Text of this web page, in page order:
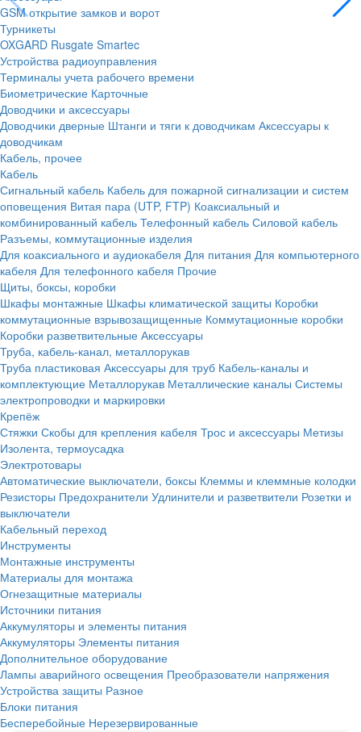
GSM открытие замков и ворот
Турникеты
OXGARD Rusgate Smartec
Устройства радиоуправления
Терминалы учета рабочего времени
Биометрические Карточные
Доводчики и аксессуары
Доводчики дверные Штанги и тяги к доводчикам Аксессуары к
доводчикам
Кабель, прочее
Кабель
Сигнальный кабель Кабель для пожарной сигнализации и систем
оповещения Витая пара (UTP, FTP) Коаксиальный и
комбинированный кабель Телефонный кабель Силовой кабель
Разъемы, коммутационные изделия
Для коаксиального и аудиокабеля Для питания Для компьютерного
кабеля Для телефонного кабеля Прочие
Щиты, боксы, коробки
Шкафы монтажные Шкафы климатической защиты Коробки
коммутационные взрывозащищенные Коммутационные коробки
Коробки разветвительные Аксессуары
Труба, кабель-канал, металлорукав
Труба пластиковая Аксессуары для труб Кабель-каналы и
комплектующие Металлорукав Металлические каналы Системы
электропроводки и маркировки
Крепёж
Стяжки Скобы для крепления кабеля Трос и аксессуары Метизы
Изолента, термоусадка
Электротовары
Автоматические выключатели, боксы Клеммы и клеммные колодки
Резисторы Предохранители Удлинители и разветвители Розетки и
выключатели
Кабельный переход
Инструменты
Монтажные инструменты
Материалы для монтажа
Огнезащитные материалы
Источники питания
Аккумуляторы и элементы питания
Аккумуляторы Элементы питания
Дополнительное оборудование
Лампы аварийного освещения Преобразователи напряжения
Устройства защиты Разное
Блоки питания
Бесперебойные Нерезервированные